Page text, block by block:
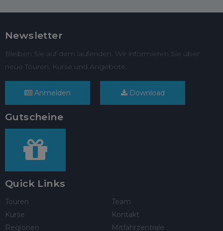
Newsletter
Bleiben Sie auf dem laufenden. Wir informieren Sie über
neue Touren, Kurse und Angebote.
Anmelden Download
Gutscheine
Quick Links
Touren
Kurse
Regionen
Team
Kontakt
Mitfahrzentrale